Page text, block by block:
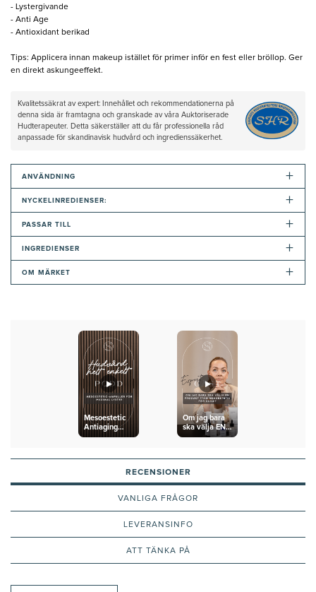
- Lystergivande
- Anti Age
- Antioxidant berikad
Tips: Applicera innan makeup istället för primer inför en fest eller bröllop. Ger
en direkt askungeeffekt.
Kvalitetssäkrat av expert: Innehållet och rekommendationerna på
denna sida är framtagna och granskade av våra Auktoriserade
Hudterapeuter. Detta säkerställer att du får professionella råd
anpassade för skandinavisk hudvård och ingredienssäkerhet.
ANVÄNDNING +
NYCKELINREDIENSER: +
PASSAR TILL +
INGREDIENSER +
OM MÄRKET +
Mesoestetic
Antiaging
Flash
Om jag bara
ska välja EN
produkt från
RECENSIONER
VANLIGA FRÅGOR
LEVERANSINFO
ATT TÄNKA PÅ